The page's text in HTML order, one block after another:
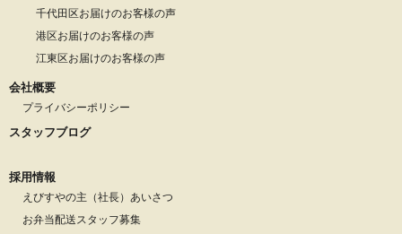
千代田区お届けのお客様の声
港区お届けのお客様の声
江東区お届けのお客様の声
会社概要
プライバシーポリシー
スタッフブログ
採用情報
えびすやの主（社長）あいさつ
お弁当配送スタッフ募集